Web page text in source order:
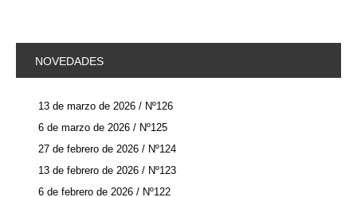
NOVEDADES
13 de marzo de 2026 / Nº126
6 de marzo de 2026 / Nº125
27 de febrero de 2026 / Nº124
13 de febrero de 2026 / Nº123
6 de febrero de 2026 / Nº122